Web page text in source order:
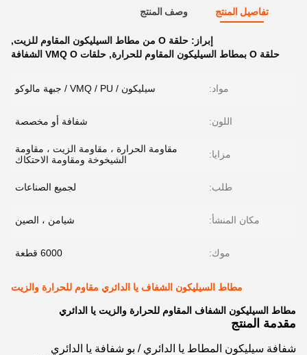
تفاصيل المنتج وصف المنتج
إبراز: حلقة O من مطاط السيليكون المقاوم للزيت
,
حلقة O بمطاط السيليكون المقاوم للحرارة
, حلقات VMQ O الشفافة
مواد: سيليكون / VMQ / PU / جبهة مالوكو
اللون: شفافة أو مخصصة
مزايا:
مقاومة الحرارة ، مقاومة الزيت ، مقاومة
الشيخوخة ومقاومة الاحتكاك
طلب: لجميع الصناعات
مكان المنشأ: شيامن ، الصين
موك: 6000 قطعة
مطاط السيليكون الشفاف يا الدائري مقاوم للحرارة والزيت
مطاط السيليكون الشفاف المقاوم للحرارة والزيت يا الدائري
مقدمة المنتج
شفافة سيليكون المطاط يا الدائري / بو شفافة يا الدائري